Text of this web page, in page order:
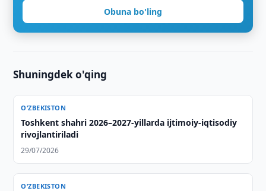
Obuna bo'ling
Shuningdek o'qing
O‘ZBEKISTON
Toshkent shahri 2026–2027-yillarda ijtimoiy-iqtisodiy
rivojlantiriladi
29/07/2026
O‘ZBEKISTON